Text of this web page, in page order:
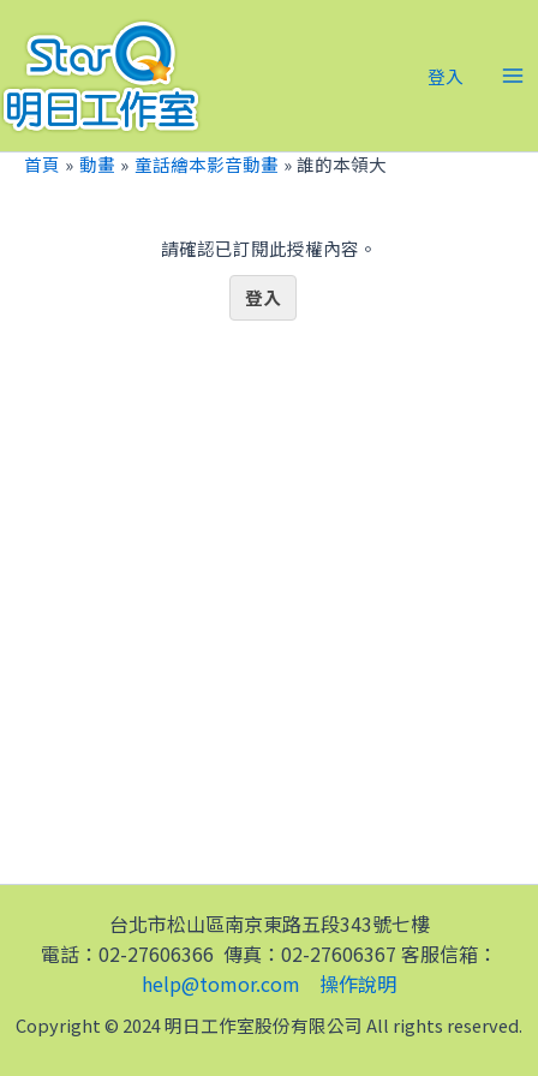
要
內
容
登入
首頁 動畫 童話繪本影音動畫 誰的本領大
請確認已訂閱此授權內容。
登入
台北市松山區南京東路五段343號七樓
電話：02-27606366 傳真：02-27606367 客服信箱：
help@tomor.com
操作說明
Copyright © 2024 明日工作室股份有限公司 All rights reserved.